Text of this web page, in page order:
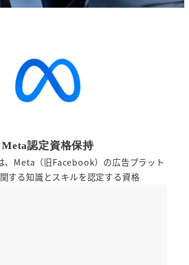
Meta認定資格保持
、Meta（旧Facebook）の広告プラット
する知識とスキルを認定する資格